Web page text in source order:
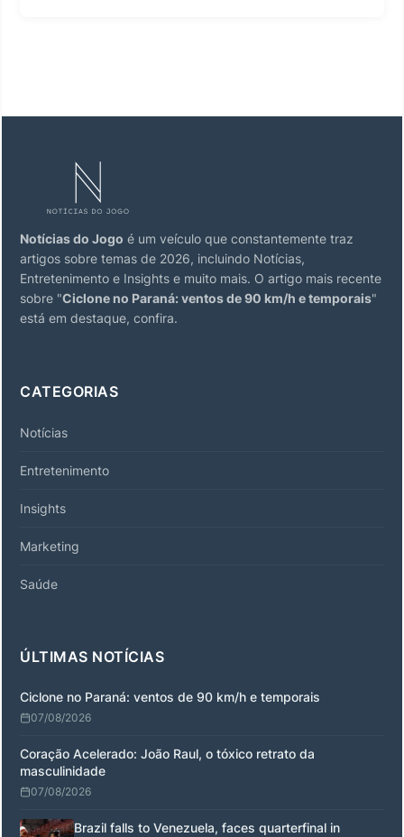
Notícias do Jogo é um veículo que constantemente traz
artigos sobre temas de 2026, incluindo Notícias,
Entretenimento e Insights e muito mais. O artigo mais recente
sobre "Ciclone no Paraná: ventos de 90 km/h e temporais"
está em destaque, confira.
CATEGORIAS
Notícias
Entretenimento
Insights
Marketing
Saúde
ÚLTIMAS NOTÍCIAS
Ciclone no Paraná: ventos de 90 km/h e temporais
07/08/2026
Coração Acelerado: João Raul, o tóxico retrato da
masculinidade
07/08/2026
Brazil falls to Venezuela, faces quarterfinal in